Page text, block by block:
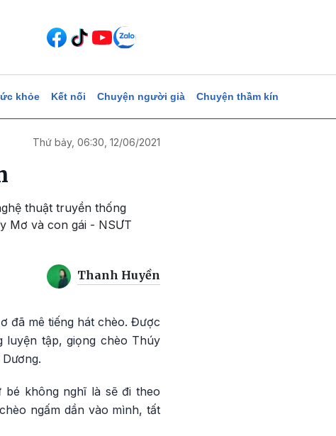
khỏe Kết nối Chuyện người già Chuyện thầm kín
Thứ bảy, 06:30, 12/06/2021
thuật truyền thống
Mơ và con gái - NSƯT
Thanh Huyền
đã mê tiếng hát chèo. Được
tập, giọng chèo Thúy
không nghĩ là sẽ đi theo
ngấm dần vào mình, tất